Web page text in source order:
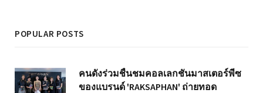
POPULAR POSTS
คนดังร่วมชื่นชมคอลเลกชันมาสเตอร์พีซ
ของแบรนด์ 'RAKSAPHAN' ถ่ายทอด